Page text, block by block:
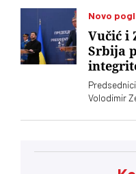
preko
iako je
Novo
Vučić i
Srbija
Volodimir
odnosima,
podržava